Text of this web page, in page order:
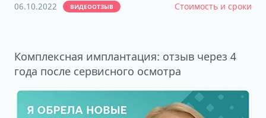
06.10.2022 ВИДЕООТЗЫВ Стоимость и сроки
Комплексная имплантация: отзыв через 4
года после сервисного осмотра